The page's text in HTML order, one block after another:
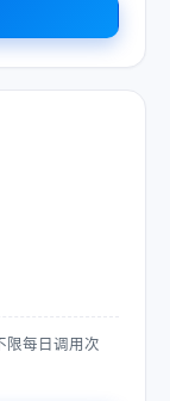
限每日调用次